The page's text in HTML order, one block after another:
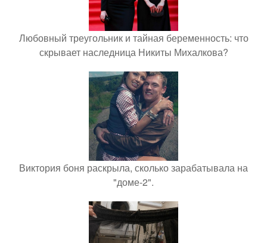
Любовный треугольник и тайная беременность: что
скрывает наследница Никиты Михалкова?
Виктория боня раскрыла, сколько зарабатывала на
"доме-2".